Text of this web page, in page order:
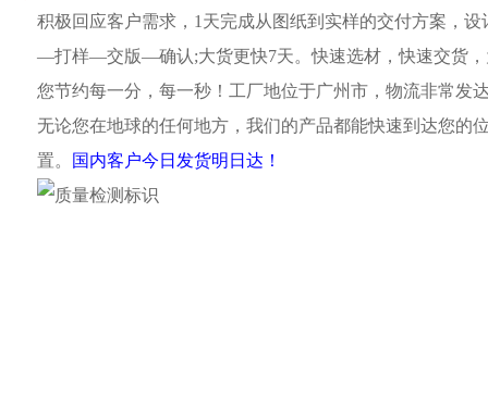
积极回应客户需求，1天完成从图纸到实样的交付方案，设
—打样—交版—确认;大货更快7天。快速选材，快速交货
您节约每一分，每一秒！工厂地位于广州市，物流非常发
无论您在地球的任何地方，我们的产品都能快速到达您的
置。
国内客户今日发货明日达！